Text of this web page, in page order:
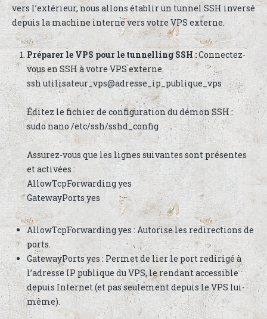
vers l’extérieur, nous allons établir un tunnel SSH inversé
depuis la machine interne vers votre VPS externe.
Préparer le VPS pour le tunnelling SSH :Connectez-
vous en SSH à votre VPS externe.
ssh utilisateur_vps@adresse_ip_publique_vps
Éditez le fichier de configuration du démon SSH :
sudo nano /etc/ssh/sshd_config
Assurez-vous que les lignes suivantes sont présentes
et activées :
AllowTcpForwarding yes
GatewayPorts yes
AllowTcpForwarding yes : Autorise les redirections de
ports.
GatewayPorts yes : Permet de lier le port redirigé à
l’adresse IP publique du VPS, le rendant accessible
depuis Internet (et pas seulement depuis le VPS lui-
même).